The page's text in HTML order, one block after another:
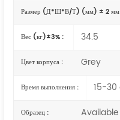
Размер (Д*Ш*В/Т) (мм) ± 2
Вес (кг)±3% : 34.5
Цвет корпуса : Grey
Время выполнения : 15-30
Образец : Available